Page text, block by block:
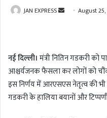
JAN EXPRESS
a
n
e
m
August
नई दिल्ली। मंत्री नितिन गडकरी को
आश्चर्यजनक फैसला कर लोगों को
इस निर्णय में आरएसएस नेतृत्व की भी
गडकरी के हालिया बयानों और